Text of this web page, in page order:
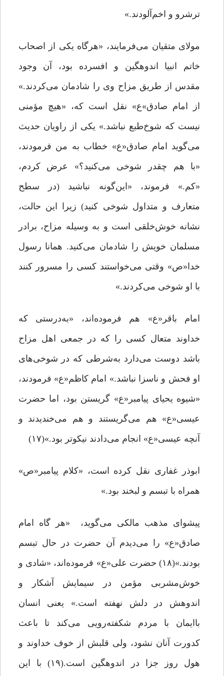
ترشرو و اخم‌آلودند.»
مولای متقیان می‌فرمایند، «هرگاه یکی از اصحاب
خاتم انبیا اندوهگین و افسرده بود، آن وجود
مقدس از طریق مزاح وی را شادمان می‌کردند.»
از امام صادق»ع» نقل است که، «هیچ مؤمنی
نیست که شوخ‌طبع نباشد.» یکی از راویان حدیث
می‌گوید امام صادق«ع» خطاب به من فرمودند،
«با هم چقدر شوخی‌ می‌کنید؟» عرض کردم،
«کم.» فرموند، «این‌گونه نباشید (در سطح
متعارف و متداول شوخی کنید) زیرا این حالت،
نشانه‌ خوش‌خلقی است و به وسیله‌ مزاح، برادر
مسلمان خویش را شادمان می‌کنید. همانا رسول
خدا«ص» وقتی می‌خواستند کسی را مسرور کنند
با او شوخی می‌کردند.»
امام باقر«ع» هم فرموده‌اند، «به‌درستی که
خداوند متعال کسی را که در جمعی اهل مزاح
باشد دوست می‌دارد به‌شرطی که در شوخی‌های
او فحش و ناسزا نباشد.» امام کاظم«ع» فرمودند،
«شیوه‌ یحیای پیامبر«ع» گریستن بود، اما حضرت
عیسی«ع» هم می‌گریستند و هم می‌خندیدند و
آنچه عیسی«ع» انجام می‌دادند نیکوتر بود.»(۱۷)
ابوذر غفاری نقل کرده است، «کلام پیامبر«ص»
همراه با تبسم و لبخند بود.»
پیشوای مذهب مالکی می‌گوید، «هر گاه امام
صادق«ع» را می‌دیدم آن حضرت در حال تبسم
بودند.»(۱۸) حضرت علی«ع» فرموده‌اند، «شادی و
خوش‌مشربی مؤمن در سیمایش آشکار و
اندوهش در دلش نهفته است.» یعنی انسان
باایمان با مردم شکفته‌رویی می‌کند تا باعث
کدورت آنان نشود، ولی قلبش از خوف خداوند و
هول روز جزا در اندوهگین است.(۱۹) با این